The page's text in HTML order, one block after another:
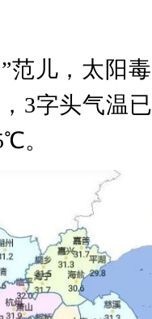
范儿，太阳
3字头气温
。